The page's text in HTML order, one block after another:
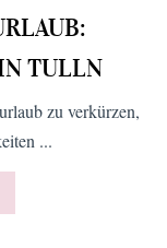
TULLN
zu verkürzen,
...